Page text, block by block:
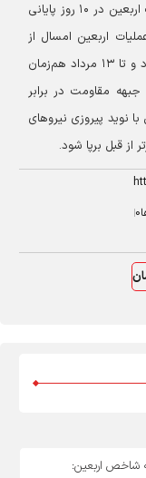
قائم مقام وزیر کشور با بیان اینکه عمده خدمات اربعین در ۱۰ روز پایانی
اربعین امسال از
سوم مرداد هم‌زمان با دهم ماه صفر آغاز می‌شود و تا ۱۳ مرداد هم‌زمان
مقاومت در برابر
نوید پیروزی نیروهای
قبل برپا شود.
اربعین: